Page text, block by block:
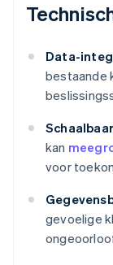
Data-
bestaande
kan
voor
gevoelige